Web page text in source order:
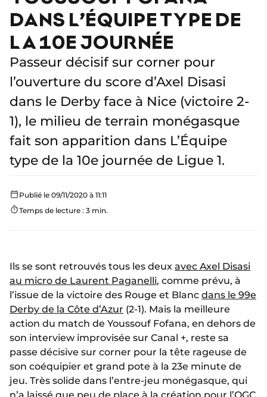
DANS L’ÉQUIPE TYPE DE
LA 10E JOURNÉE
Passeur décisif sur corner pour
l’ouverture du score d’Axel Disasi
dans le Derby face à Nice (victoire 2-
1), le milieu de terrain monégasque
fait son apparition dans L’Équipe
type de la 10e journée de Ligue 1.
Publié le 09/11/2020 à 11:11
Temps de lecture : 3 min.
Ils se sont retrouvés tous les deux avec Axel Disasi
au micro de Laurent Paganelli, comme prévu, à
l’issue de la victoire des Rouge et Blanc dans le 99e
Derby de la Côte d’Azur (2-1). Mais la meilleure
action du match de Youssouf Fofana, en dehors de
son interview improvisée sur Canal +, reste sa
passe décisive sur corner pour la tête rageuse de
son coéquipier et grand pote à la 23e minute de
jeu. Très solide dans l’entre-jeu monégasque, qui